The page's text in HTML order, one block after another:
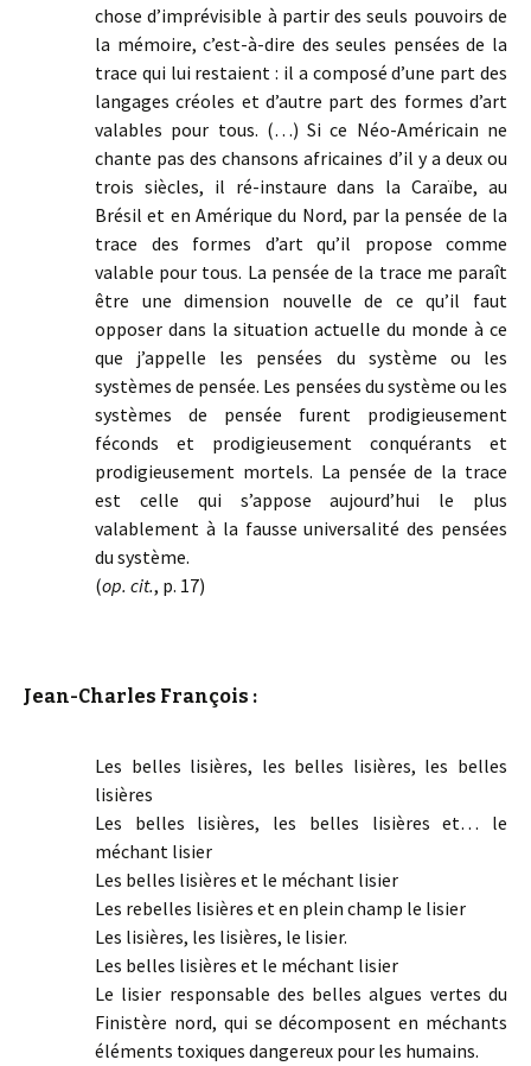
chose d’imprévisible à partir des seuls pouvoirs de
la mémoire, c’est-à-dire des seules pensées de la
trace qui lui restaient : il a composé d’une part des
langages créoles et d’autre part des formes d’art
valables pour tous. (…) Si ce Néo-Américain ne
chante pas des chansons africaines d’il y a deux ou
trois siècles, il ré-instaure dans la Caraïbe, au
Brésil et en Amérique du Nord, par la pensée de la
trace des formes d’art qu’il propose comme
valable pour tous. La pensée de la trace me paraît
être une dimension nouvelle de ce qu’il faut
opposer dans la situation actuelle du monde à ce
que j’appelle les pensées du système ou les
systèmes de pensée. Les pensées du système ou les
systèmes de pensée furent prodigieusement
féconds et prodigieusement conquérants et
prodigieusement mortels. La pensée de la trace
est celle qui s’appose aujourd’hui le plus
valablement à la fausse universalité des pensées
du système.
(op. cit., p. 17)
Jean-Charles François :
Les belles lisières, les belles lisières, les belles
lisières
Les belles lisières, les belles lisières et… le
méchant lisier
Les belles lisières et le méchant lisier
Les rebelles lisières et en plein champ le lisier
Les lisières, les lisières, le lisier.
Les belles lisières et le méchant lisier
Le lisier responsable des belles algues vertes du
Finistère nord, qui se décomposent en méchants
éléments toxiques dangereux pour les humains.